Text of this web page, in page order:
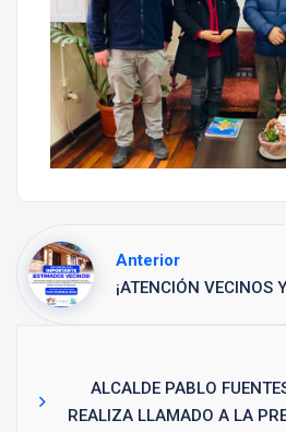
Anterior
¡ATENCIÓN VECINOS
ALCALDE PABLO
REALIZA LLAMADO A LA